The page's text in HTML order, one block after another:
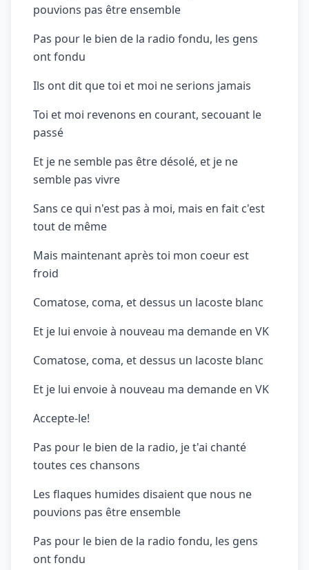
pouvions pas être ensemble
Pas pour le bien de la radio fondu, les gens
ont fondu
Ils ont dit que toi et moi ne serions jamais
Toi et moi revenons en courant, secouant le
passé
Et je ne semble pas être désolé, et je ne
semble pas vivre
Sans ce qui n'est pas à moi, mais en fait c'est
tout de même
Mais maintenant après toi mon coeur est
froid
Comatose, coma, et dessus un lacoste blanc
Et je lui envoie à nouveau ma demande en VK
Comatose, coma, et dessus un lacoste blanc
Et je lui envoie à nouveau ma demande en VK
Accepte-le!
Pas pour le bien de la radio, je t'ai chanté
toutes ces chansons
Les flaques humides disaient que nous ne
pouvions pas être ensemble
Pas pour le bien de la radio fondu, les gens
ont fondu